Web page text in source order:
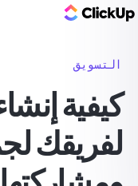
التسويق
كيفية
لفريقك